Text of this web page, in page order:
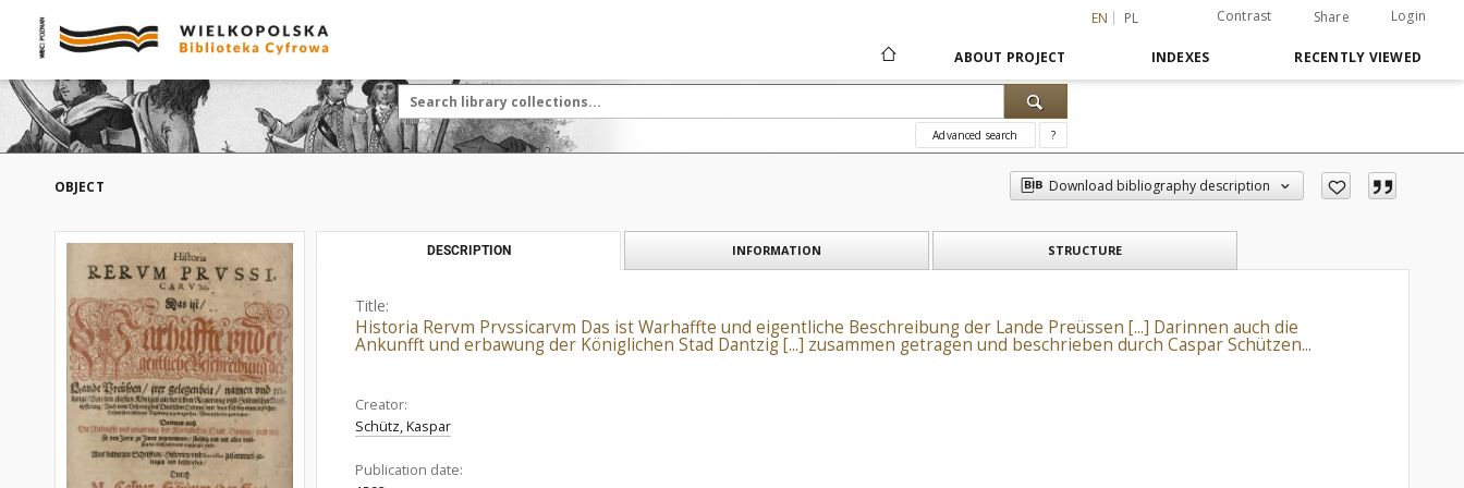
EN PL Contrast Share Login
ABOUT PROJECT INDEXES RECENTLY VIEWED
Advanced search ?
OBJECT Download bibliography description
DESCRIPTION INFORMATION STRUCTURE
Title:
Historia Rervm Prvssicarvm Das ist Warhaffte und eigentliche Beschreibung der Lande Preüssen [...] Darinnen auch die
Ankunfft und erbawung der Königlichen Stad Dantzig [...] zusammen getragen und beschrieben durch Caspar Schützen...
Creator:
Schütz, Kaspar
Publication date: